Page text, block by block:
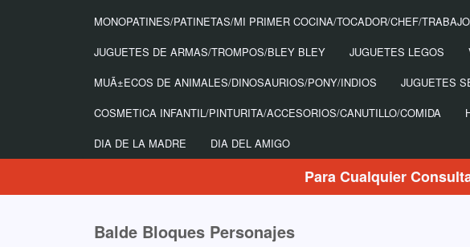
MONOPATINES/PATINETAS/MI PRIMER COCINA/TOCADOR/CHEF/
JUGUETES DE ARMAS/TROMPOS/BLEY BLEY
JUGUETES LEGOS
MUÃ±ECOS DE ANIMALES/DINOSAURIOS/PONY/INDIOS
JUGUETES
COSMETICA INFANTIL/PINTURITA/ACCESORIOS/CANUTILLO/COMIDA
DIA DE LA MADRE
DIA DEL AMIGO
Para Cualquier
Balde Bloques Personajes